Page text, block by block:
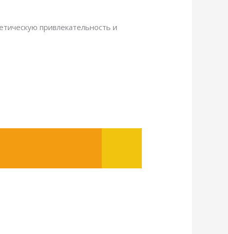
привлекательность и